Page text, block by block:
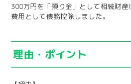
300万円を「預り金」として相続財
費用として債務控除しました。
理由・ポイント